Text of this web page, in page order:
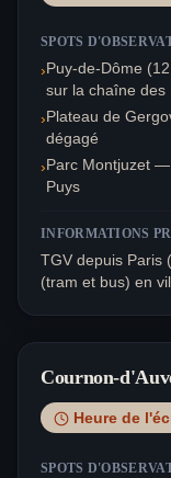
SPOTS
›Puy-de-Dôme
sur la chaîne des
›Plateau de
dégagé
›Parc Montjuzet
Puys
INFORMATIONS
TGV depuis Paris
(tram et bus) en
Cournon-
Heure de
SPOTS